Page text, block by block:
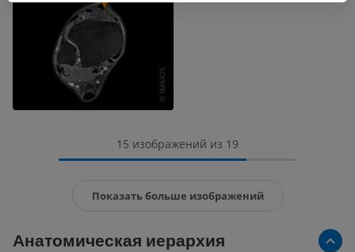
15 изображений из 19
Показать больше изображений
Анатомическая иерархия